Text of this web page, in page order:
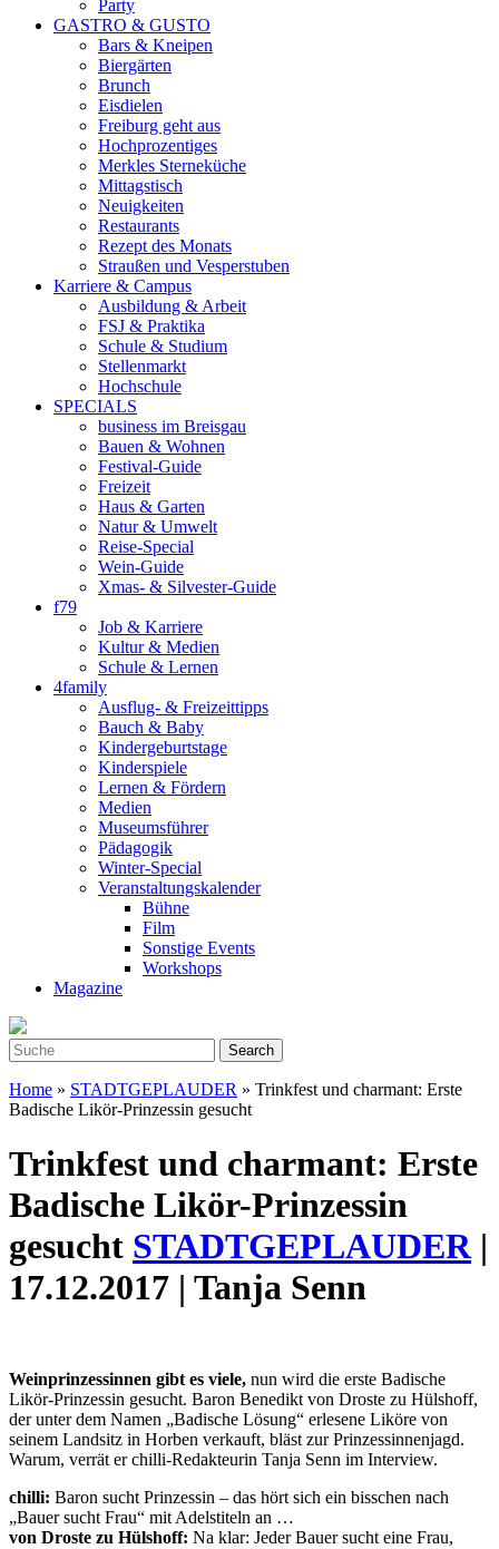
Party
GASTRO & GUSTO
Bars & Kneipen
Biergärten
Brunch
Eisdielen
Freiburg geht aus
Hochprozentiges
Merkles Sterneküche
Mittagstisch
Neuigkeiten
Restaurants
Rezept des Monats
Straußen und Vesperstuben
Karriere & Campus
Ausbildung & Arbeit
FSJ & Praktika
Schule & Studium
Stellenmarkt
Hochschule
SPECIALS
business im Breisgau
Bauen & Wohnen
Festival-Guide
Freizeit
Haus & Garten
Natur & Umwelt
Reise-Special
Wein-Guide
Xmas- & Silvester-Guide
f79
Job & Karriere
Kultur & Medien
Schule & Lernen
4family
Ausflug- & Freizeittipps
Bauch & Baby
Kindergeburtstage
Kinderspiele
Lernen & Fördern
Medien
Museumsführer
Pädagogik
Winter-Special
Veranstaltungskalender
Bühne
Film
Sonstige Events
Workshops
Magazine
Home » STADTGEPLAUDER » Trinkfest und charmant: Erste
Badische Likör-Prinzessin gesucht
Trinkfest und charmant: Erste
Badische Likör-Prinzessin
gesucht STADTGEPLAUDER|
17.12.2017 | Tanja Senn
Weinprinzessinnen gibt es viele, nun wird die erste Badische
Likör-Prinzessin gesucht. Baron Benedikt von Droste zu Hülshoff,
der unter dem Namen „Badische Lösung“ erlesene Liköre von
seinem Landsitz in Horben verkauft, bläst zur Prinzessinnenjagd.
Warum, verrät er chilli-Redakteurin Tanja Senn im Interview.
chilli: Baron sucht Prinzessin – das hört sich ein bisschen nach
„Bauer sucht Frau“ mit Adelstiteln an …
von Droste zu Hülshoff: Na klar: Jeder Bauer sucht eine Frau,